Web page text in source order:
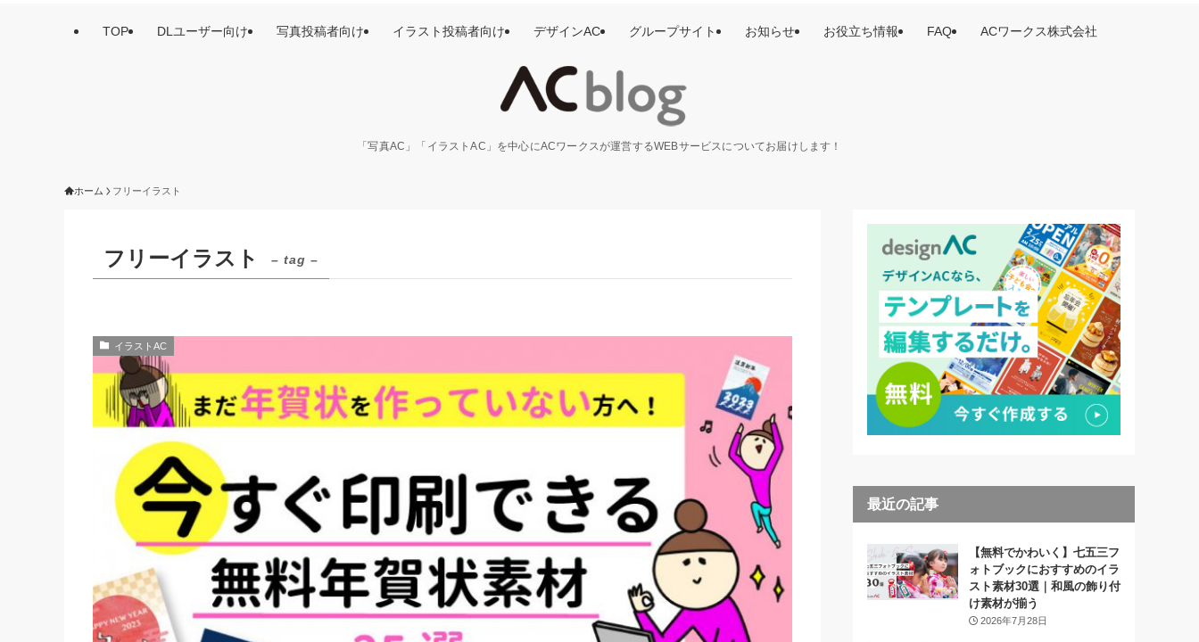
「写真AC」「イラストAC」を中心にACワークスが運営するWEBサービスについてお届けします！
TOP DLユーザー向け 写真投稿者向け イラスト投稿者向け デザインAC グループサイト お知らせ お役立ち情報 FAQ ACワークス株式会社
ホーム フリーイラスト
フリーイラスト – tag –
イラストAC
最近の記事
【無料でかわいく】七五三フ
ォトブックにおすすめのイラ
スト素材30選｜和風の飾り付
け素材が揃う
2026年7月28日